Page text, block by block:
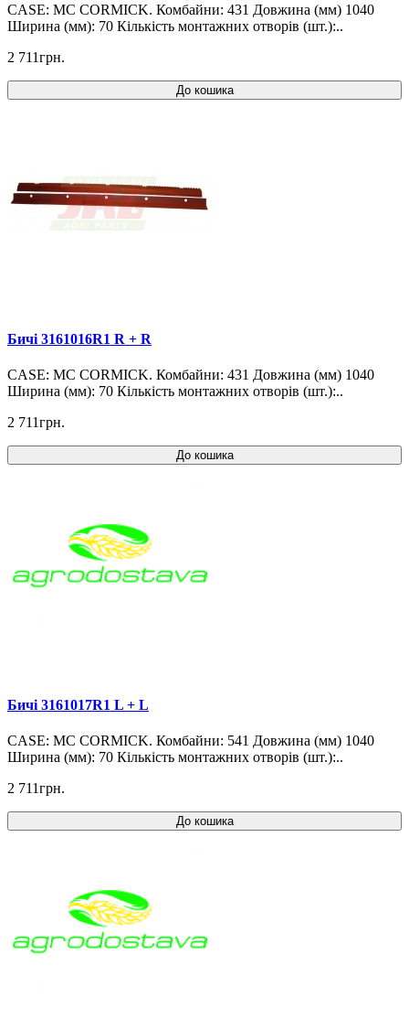
CASE: MC CORMICK. Комбайни: 431 Довжина (мм) 1040
Ширина (мм): 70 Кількість монтажних отворів (шт.):..
2 711грн.
До кошика
Бичі 3161016R1 R + R
CASE: MC CORMICK. Комбайни: 431 Довжина (мм) 1040
Ширина (мм): 70 Кількість монтажних отворів (шт.):..
2 711грн.
До кошика
Бичі 3161017R1 L + L
CASE: MC CORMICK. Комбайни: 541 Довжина (мм) 1040
Ширина (мм): 70 Кількість монтажних отворів (шт.):..
2 711грн.
До кошика